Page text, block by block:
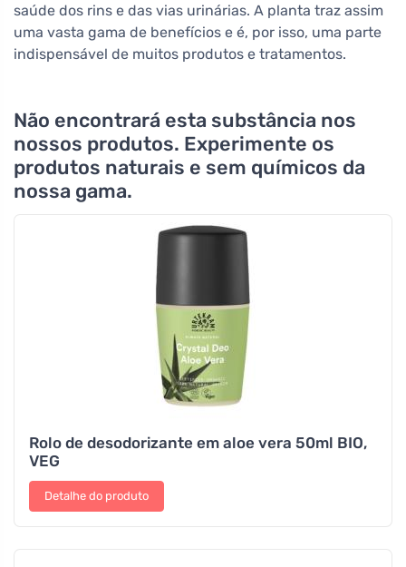
saúde dos rins e das vias urinárias. A planta traz assim
uma vasta gama de benefícios e é, por isso, uma parte
indispensável de muitos produtos e tratamentos.
Não encontrará esta substância nos
nossos produtos. Experimente os
produtos naturais e sem químicos da
nossa gama.
Rolo de desodorizante em aloe vera 50ml BIO,
VEG
Detalhe do produto